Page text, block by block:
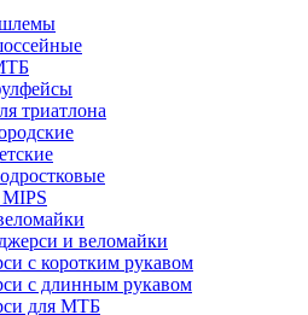
триатлона
и веломайки
с коротким рукавом
с длинным рукавом
для МТБ